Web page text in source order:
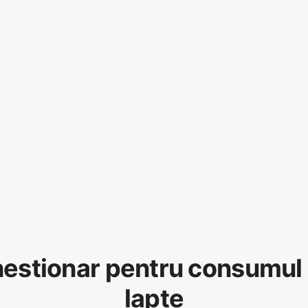
pentru consumul
lapte